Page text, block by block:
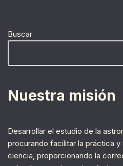
Buscar
Nuestra misión
Desarrollar el estudio de la
procurando facilitar la práctica
ciencia, proporcionando la